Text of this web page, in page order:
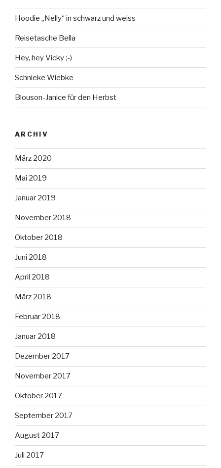
Hoodie „Nelly“ in schwarz und weiss
Reisetasche Bella
Hey, hey Vicky ;-)
Schnieke Wiebke
Blouson-Janice für den Herbst
ARCHIV
März 2020
Mai 2019
Januar 2019
November 2018
Oktober 2018
Juni 2018
April 2018
März 2018
Februar 2018
Januar 2018
Dezember 2017
November 2017
Oktober 2017
September 2017
August 2017
Juli 2017